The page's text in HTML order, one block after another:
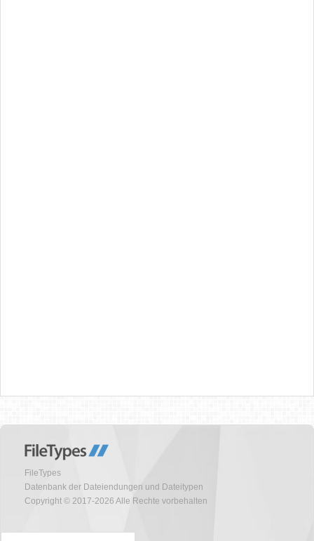
FileTypes
Datenbank der Dateiendungen und Dateitypen
Copyright © 2017-2026 Alle Rechte vorbehalten